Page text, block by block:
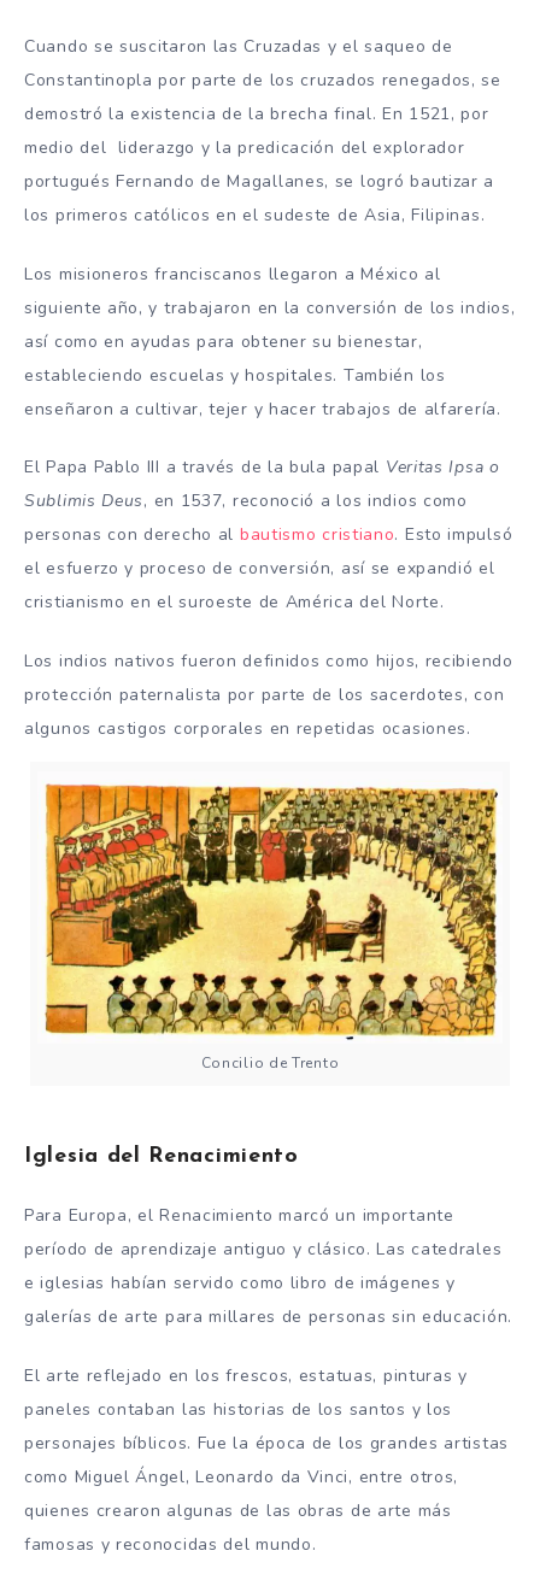
Cuando se suscitaron las Cruzadas y el saqueo de
Constantinopla por parte de los cruzados renegados, se
demostró la existencia de la brecha final. En 1521, por
medio del liderazgo y la predicación del explorador
portugués Fernando de Magallanes, se logró bautizar a
los primeros católicos en el sudeste de Asia, Filipinas.
Los misioneros franciscanos llegaron a México al
siguiente año, y trabajaron en la conversión de los indios,
así como en ayudas para obtener su bienestar,
estableciendo escuelas y hospitales. También los
enseñaron a cultivar, tejer y hacer trabajos de alfarería.
El Papa Pablo III a través de la bula papal Veritas Ipsa o
Sublimis Deus, en 1537, reconoció a los indios como
personas con derecho al bautismo cristiano. Esto impulsó
el esfuerzo y proceso de conversión, así se expandió el
cristianismo en el suroeste de América del Norte.
Los indios nativos fueron definidos como hijos, recibiendo
protección paternalista por parte de los sacerdotes, con
algunos castigos corporales en repetidas ocasiones.
Concilio de Trento
Iglesia del Renacimiento
Para Europa, el Renacimiento marcó un importante
período de aprendizaje antiguo y clásico. Las catedrales
e iglesias habían servido como libro de imágenes y
galerías de arte para millares de personas sin educación.
El arte reflejado en los frescos, estatuas, pinturas y
paneles contaban las historias de los santos y los
personajes bíblicos. Fue la época de los grandes artistas
como Miguel Ángel, Leonardo da Vinci, entre otros,
quienes crearon algunas de las obras de arte más
famosas y reconocidas del mundo.